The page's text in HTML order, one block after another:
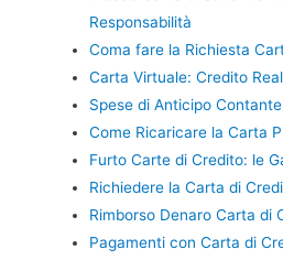
Responsabilità
Coma fare la Richiesta
Carta Virtuale: Credito
Spese di Anticipo Contante
Come Ricaricare la Carta
Furto Carte di Credito: le
Richiedere la Carta di
Rimborso Denaro Carta di
Pagamenti con Carta di